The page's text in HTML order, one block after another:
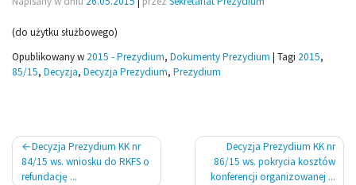
(do użytku służbowego)
Opublikowany w 2015 - Prezydium, Dokumenty Prezydium | Tagi 2015,
85/15, Decyzja, Decyzja Prezydium, Prezydium
Nawigacja
wpisu
Decyzja Prezydium KK nr
84/15 ws. wniosku do RKFS o
refundację ...
Decyzja Prezydium KK nr
86/15 ws. pokrycia kosztów
konferencji organizowanej ...